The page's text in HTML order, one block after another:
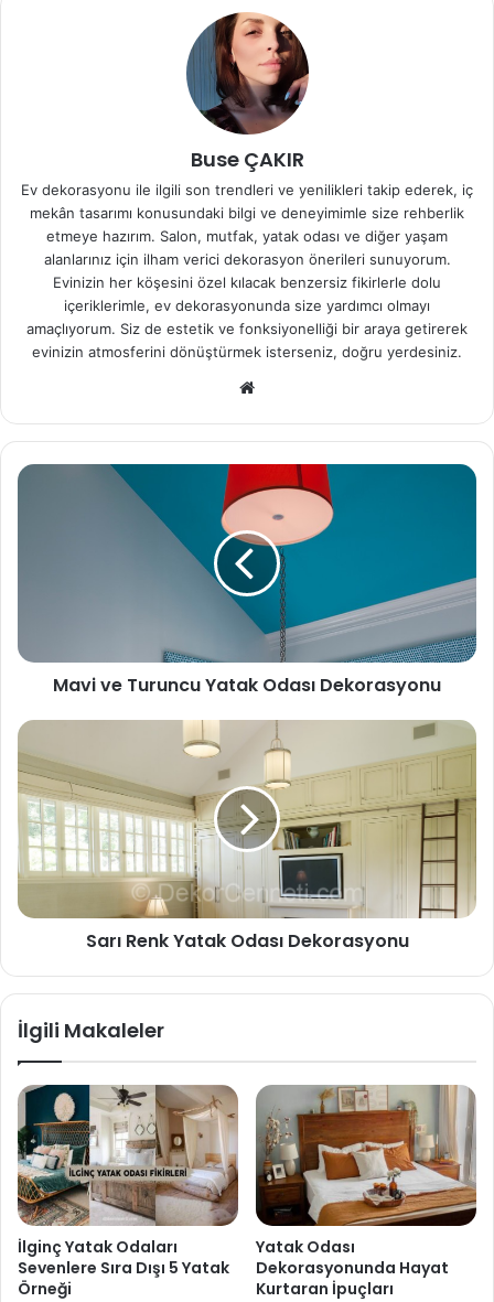
Buse ÇAKIR
Ev dekorasyonu ile ilgili son trendleri ve yenilikleri takip ederek, iç
mekân tasarımı konusundaki bilgi ve deneyimimle size rehberlik
etmeye hazırım. Salon, mutfak, yatak odası ve diğer yaşam
alanlarınız için ilham verici dekorasyon önerileri sunuyorum.
Evinizin her köşesini özel kılacak benzersiz fikirlerle dolu
içeriklerimle, ev dekorasyonunda size yardımcı olmayı
amaçlıyorum. Siz de estetik ve fonksiyonelliği bir araya getirerek
evinizin atmosferini dönüştürmek isterseniz, doğru yerdesiniz.
sit
esi
Mavi ve Turuncu Yatak Odası Dekorasyonu
Sarı Renk Yatak Odası Dekorasyonu
İlgili Makaleler
İlginç Yatak Odaları
Sevenlere Sıra Dışı 5 Yatak
Örneği
Yatak Odası
Dekorasyonunda Hayat
Kurtaran İpuçları